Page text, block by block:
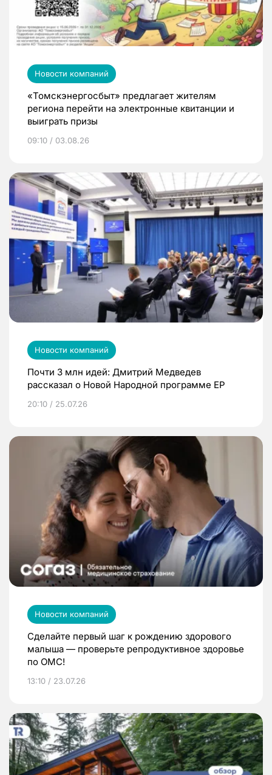
Новости компаний
«Томскэнергосбыт» предлагает жителям
региона перейти на электронные квитанции и
выиграть призы
09:10 / 03.08.26
Новости компаний
Почти 3 млн идей: Дмитрий Медведев
рассказал о Новой Народной программе ЕР
20:10 / 25.07.26
Новости компаний
Сделайте первый шаг к рождению здорового
малыша — проверьте репродуктивное здоровье
по ОМС!
13:10 / 23.07.26